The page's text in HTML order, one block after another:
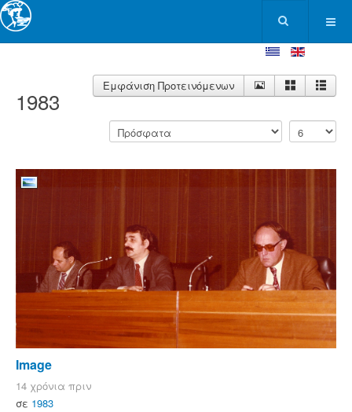
1983
Εμφάνιση Προτεινόμενων
Image
14 χρόνια πριν
σε 1983